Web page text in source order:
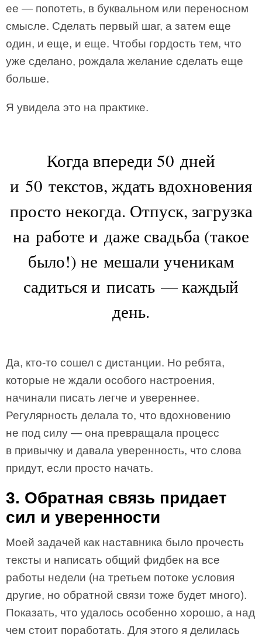
ее — попотеть, в буквальном или переносном
смысле. Сделать первый шаг, а затем еще
один, и еще, и еще. Чтобы гордость тем, что
уже сделано, рождала желание сделать еще
больше.
Я увидела это на практике.
Когда впереди 50 дней
и 50 текстов, ждать вдохновения
просто некогда. Отпуск, загрузка
на работе и даже свадьба (такое
было!) не мешали ученикам
садиться и писать — каждый
день.
Да, кто-то сошел с дистанции. Но ребята,
которые не ждали особого настроения,
начинали писать легче и увереннее.
Регулярность делала то, что вдохновению
не под силу — она превращала процесс
в привычку и давала уверенность, что слова
придут, если просто начать.
3. Обратная связь придает
сил и уверенности
Моей задачей как наставника было прочесть
тексты и написать общий фидбек на все
работы недели (на третьем потоке условия
другие, но обратной связи тоже будет много).
Показать, что удалось особенно хорошо, а над
чем стоит поработать. Для этого я делилась